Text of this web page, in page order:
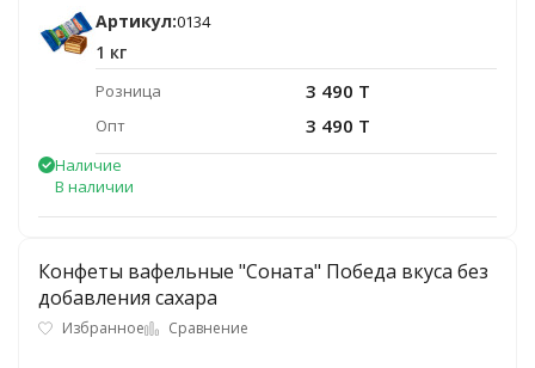
Артикул:0134
1 кг
Розница 3 490 T
Опт 3 490 T
Наличие
В наличии
Конфеты вафельные "Соната" Победа вкуса без
добавления сахара
Избранное Сравнение